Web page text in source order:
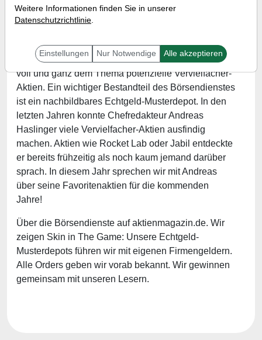
Wann:Dienstag, 23. Juni von 12:00 bis 12:45 Uhr
Unser Börsendienst "Tenbagger-Depot" widmet sich
voll und ganz dem Thema potenzielle Vervielfacher-
Aktien. Ein wichtiger Bestandteil des Börsendienstes
ist ein nachbildbares Echtgeld-Musterdepot. In den
letzten Jahren konnte Chefredakteur Andreas
Haslinger viele Vervielfacher-Aktien ausfindig
machen. Aktien wie Rocket Lab oder Jabil entdeckte
er bereits frühzeitig als noch kaum jemand darüber
sprach. In diesem Jahr sprechen wir mit Andreas
über seine Favoritenaktien für die kommenden
Jahre!
Über die Börsendienste auf aktienmagazin.de. Wir
zeigen Skin in The Game: Unsere Echtgeld-
Musterdepots führen wir mit eigenen Firmengeldern.
Alle Orders geben wir vorab bekannt. Wir gewinnen
gemeinsam mit unseren Lesern.
Weitere Informationen finden Sie in unserer
Datenschutzrichtlinie.
Einstellungen Nur Notwendige Alle akzeptieren